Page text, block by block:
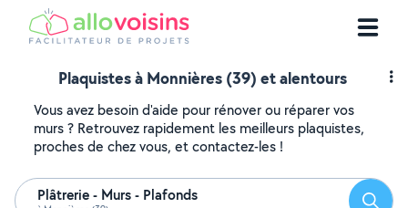
Plaquistes à Monnières (39) et alentours
Vous avez besoin d'aide pour rénover ou réparer vos
murs ? Retrouvez rapidement les meilleurs plaquistes,
proches de chez vous, et contactez-les !
Plâtrerie - Murs - Plafonds